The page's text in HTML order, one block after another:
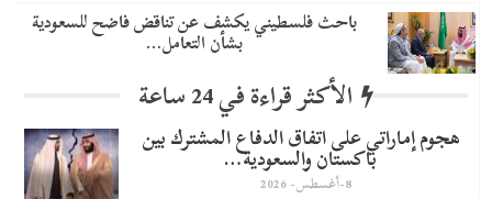
باحث فلسطيني يكشف عن تناقض فاضح للسعودية
بشأن التعامل…
الأكثر قراءة في 24 ساعة
هجوم إماراتي على اتفاق الدفاع المشترك بين
باكستان والسعودية…
8-أغسطس- 2026